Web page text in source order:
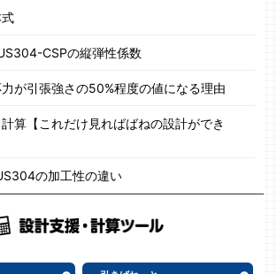
CSPの縦弾性係数
が引張強さの50%程度の値になる理由
算【これだけ見ればばねの設計ができ
の加工性の違い